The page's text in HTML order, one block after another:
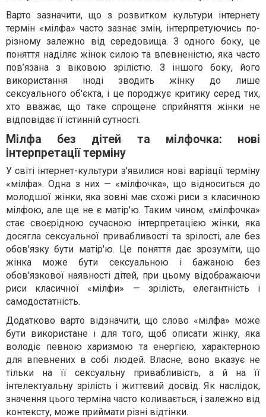
Варто зазначити, що з розвитком культури інтернету
термін «мілфа» часто зазнає змін, інтерпретуючись по-
різному залежно від середовища. З одного боку, це
поняття наділяє жінок силою та впевненістю, яка часто
пов’язана з віковою зрілістю. З іншого боку, його
використання іноді зводить жінку до лише
сексуального об'єкта, і це породжує критику серед тих,
хто вважає, що таке спрощене сприйняття жінки не
відповідає її істинній сутності.
Мілфа без дітей та мілфочка: нові
інтерпретації терміну
У світі інтернет-культури з'явилися нові варіації терміну
«мілфа». Одна з них — «мілфочка», що відноситься до
молодшої жінки, яка зовні має схожі риси з класичною
мілфою, але ще не є матір'ю. Таким чином, «мілфочка»
стає своєрідною сучасною інтерпретацією жінки, яка
досягла сексуальної привабливості та зрілості, але без
обов'язку бути матір'ю. Це поняття дає зрозуміти, що
жінка може бути сексуальною і бажаною без
обов'язкової наявності дітей, при цьому відображаючи
риси класичної «мілфи» — зрілість, елегантність і
самодостатність.
Додатково варто відзначити, що слово «мілфа» може
бути використане і для того, щоб описати жінку, яка
володіє певною харизмою та енергією, характерною
для впевнених в собі людей. Власне, воно вказує не
тільки на її сексуальну привабливість, а й на її
інтелектуальну зрілість і життєвий досвід. Як наслідок,
значення цього терміна часто коливається, і залежно від
контексту, може приймати різні відтінки.